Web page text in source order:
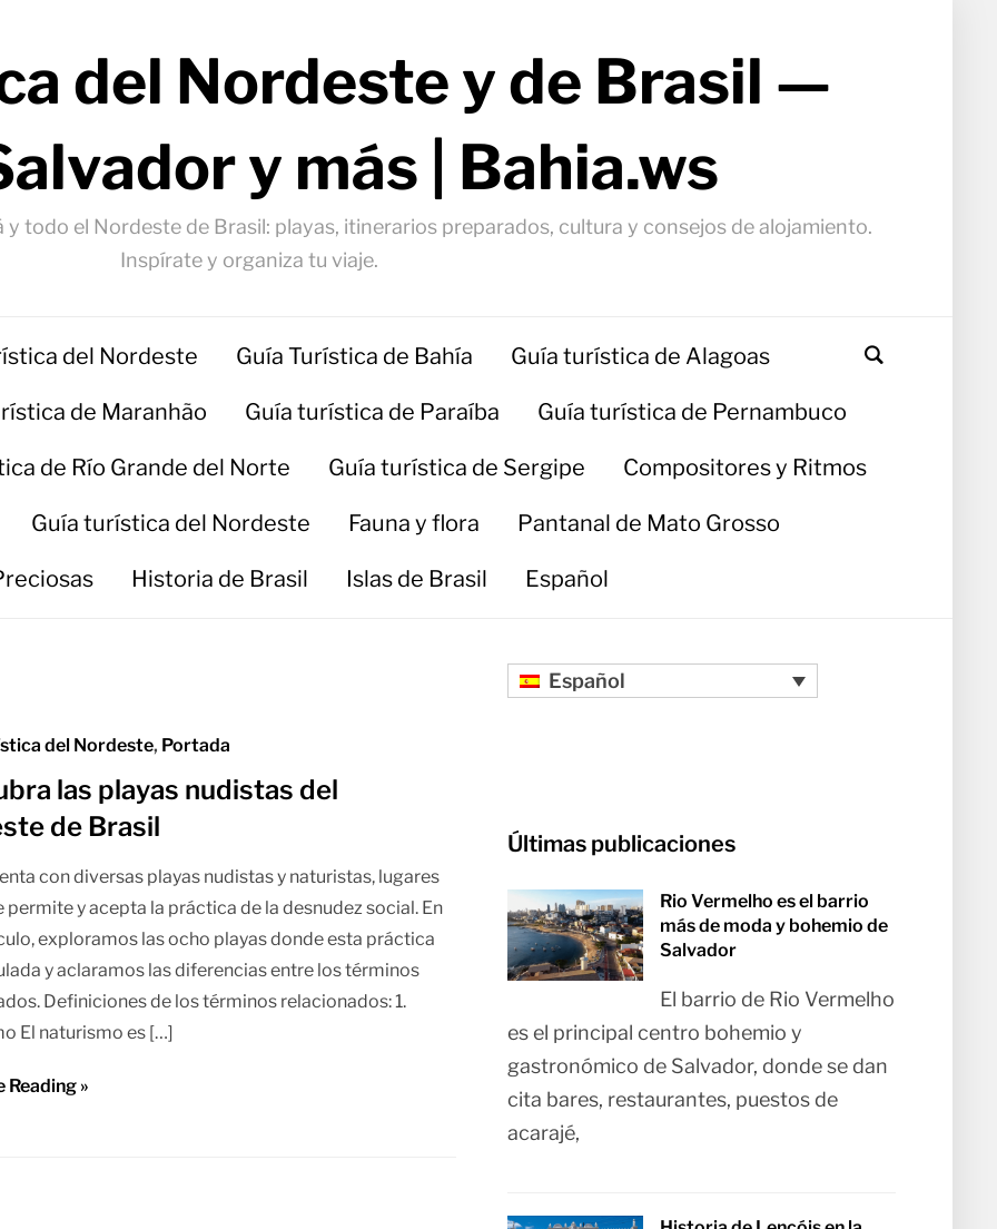
del Nordeste y de Brasil —
y más | Bahia.ws
y todo el Nordeste de Brasil: playas, itinerarios preparados, cultura y consejos de alojamiento.
Inspírate y organiza tu viaje.
del Nordeste Guía Turística de Bahía Guía turística de Alagoas
de Maranhão Guía turística de Paraíba Guía turística de Pernambuco
de Río Grande del Norte Guía turística de Sergipe Compositores y Ritmos
Guía turística del Nordeste Fauna y flora Pantanal de Mato Grosso
Historia de Brasil Islas de Brasil Español
del Nordeste, Portada
las playas nudistas del
de Brasil
con diversas playas nudistas y naturistas, lugares
permite y acepta la práctica de la desnudez social. En
exploramos las ocho playas donde esta práctica
y aclaramos las diferencias entre los términos
Definiciones de los términos relacionados: 1.
El naturismo es […]
Reading »
Español
Últimas publicaciones
Rio Vermelho es el barrio
más de moda y bohemio de
Salvador
El barrio de Rio Vermelho
es el principal centro bohemio y
gastronómico de Salvador, donde se dan
cita bares, restaurantes, puestos de
acarajé,